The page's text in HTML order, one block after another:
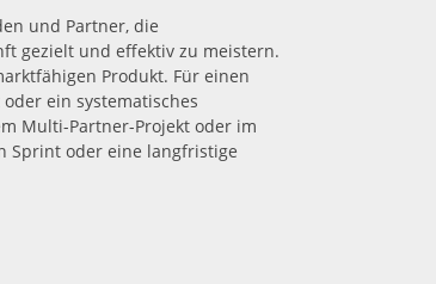
und Partner, die
gezielt und effektiv zu meistern.
Produkt. Für einen
ein systematisches
Multi-Partner-Projekt oder im
Sprint oder eine langfristige